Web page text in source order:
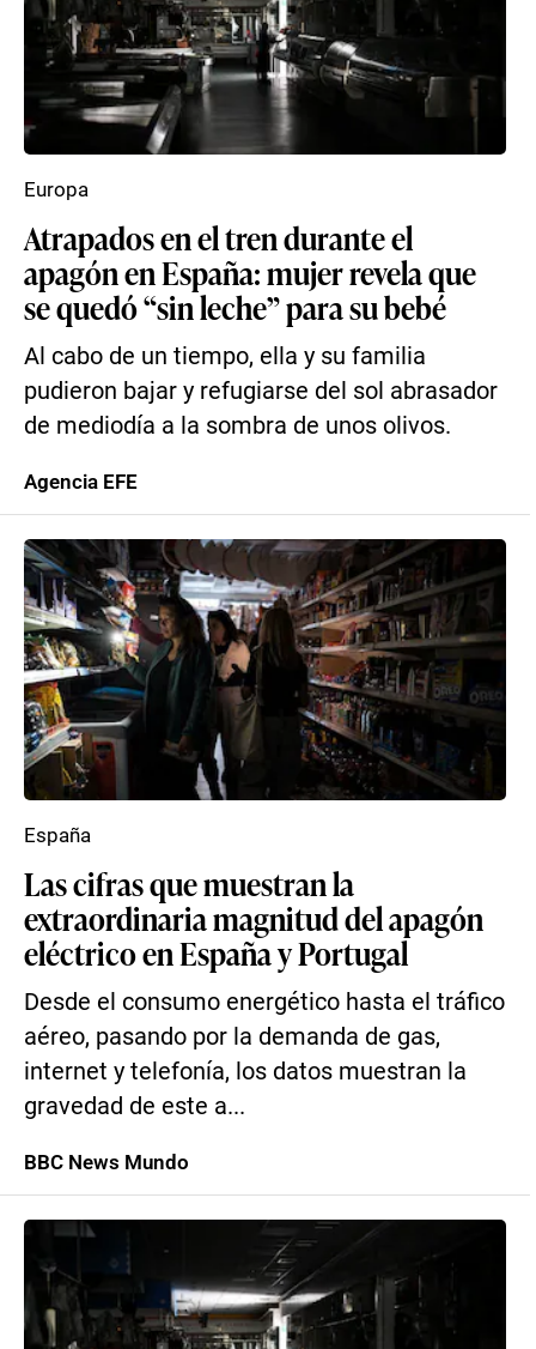
Atrapados en el tren durante el
apagón en España: mujer revela que
se quedó “sin leche” para su bebé
Al cabo de un tiempo, ella y su familia
pudieron bajar y refugiarse del sol abrasador
de mediodía a la sombra de unos olivos.
Europa
Agencia EFE
Las cifras que muestran la
extraordinaria magnitud del apagón
eléctrico en España y Portugal
Desde el consumo energético hasta el tráfico
aéreo, pasando por la demanda de gas,
internet y telefonía, los datos muestran la
gravedad de este a...
España
BBC News Mundo